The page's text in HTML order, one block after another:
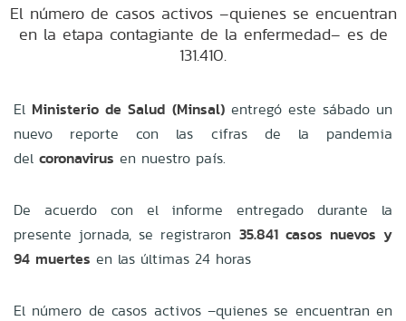
El número de casos activos –quienes se encuentran
en la etapa contagiante de la enfermedad– es de
131.410.
El Ministerio de Salud (Minsal)entregó este sábado un
nuevo reporte con las cifras de la pandemia
del coronavirus en nuestro país.
De acuerdo con el informe entregado durante la
presente jornada, se registraron 35.841 casos nuevos y
94 muertes en las últimas 24 horas
El número de casos activos –quienes se encuentran en